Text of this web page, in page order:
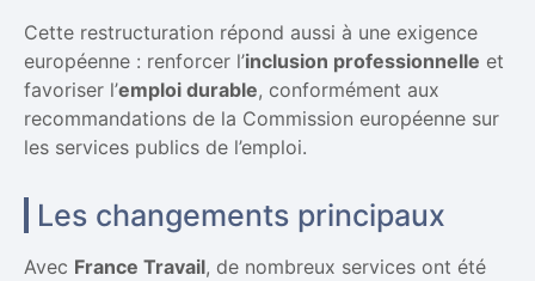
Cette restructuration répond aussi à une exigence
européenne : renforcer l’inclusion professionnelle et
favoriser l’emploi durable, conformément aux
recommandations de la Commission européenne sur
les services publics de l’emploi.
Les changements principaux
Avec France Travail, de nombreux services ont été